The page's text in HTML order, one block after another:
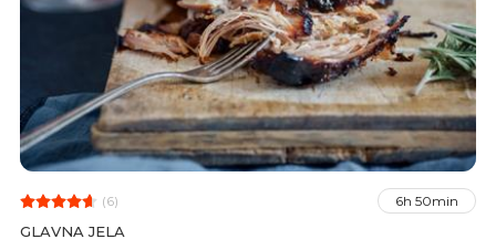
(6) 6h 50min
GLAVNA JELA